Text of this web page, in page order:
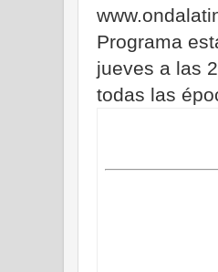
Programa
jueves a las
todas las